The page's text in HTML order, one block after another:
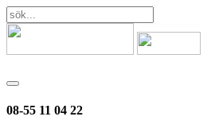
08-55 11 04 22